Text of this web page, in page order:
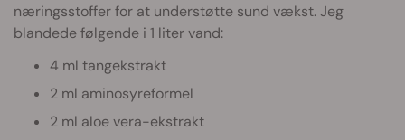
næringsstoffer for at understøtte sund vækst. Jeg
blandede følgende i 1 liter vand:
4 ml tangekstrakt
2 ml aminosyreformel
2 ml aloe vera-ekstrakt